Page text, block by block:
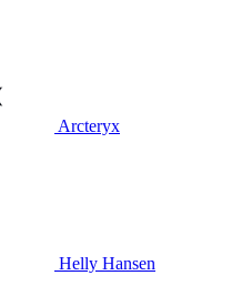
Arcteryx
Helly Hansen